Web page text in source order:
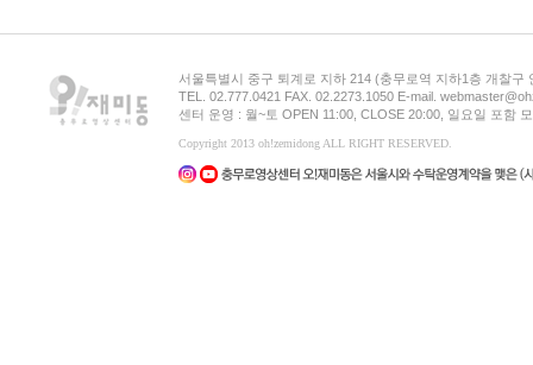
서울특별시 중구 퇴계로 지하 214 (충무로역 지하1층 개찰구
TEL. 02.777.0421 FAX. 02.2273.1050 E-mail.
센터 운영 : 월~토 OPEN 11:00, CLOSE 20:00, 일요일 포함
Copyright 2013 oh!zemidong ALL RIGHT RESERVED.